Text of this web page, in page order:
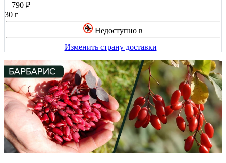
790 ₽
30 г
Недоступно в
Изменить страну доставки